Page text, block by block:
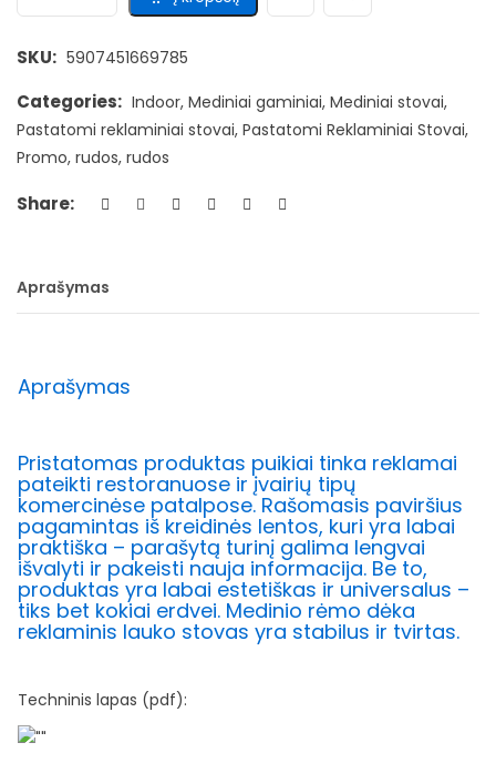
SKU: 5907451669785
Categories: Indoor, Mediniai gaminiai, Mediniai stovai,
Pastatomi reklaminiai stovai, Pastatomi Reklaminiai Stovai,
Promo, rudos, rudos
Share:
Aprašymas
Aprašymas
Pristatomas produktas puikiai tinka reklamai
pateikti restoranuose ir įvairių tipų
komercinėse patalpose. Rašomasis paviršius
pagamintas iš kreidinės lentos, kuri yra labai
praktiška – parašytą turinį galima lengvai
išvalyti ir pakeisti nauja informacija. Be to,
produktas yra labai estetiškas ir universalus –
tiks bet kokiai erdvei. Medinio rėmo dėka
reklaminis lauko stovas yra stabilus ir tvirtas.
Techninis lapas (pdf):